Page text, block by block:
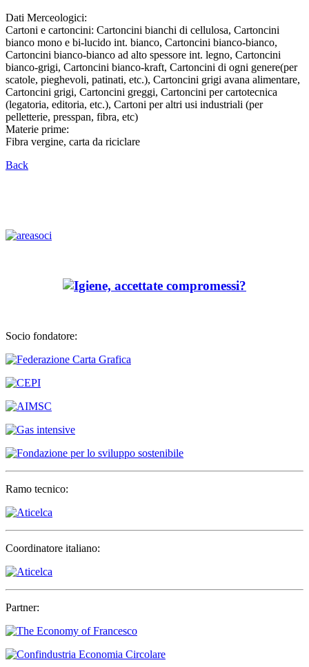
Dati Merceologici:
Cartoni e cartoncini: Cartoncini bianchi di cellulosa, Cartoncini
bianco mono e bi-lucido int. bianco, Cartoncini bianco-bianco,
Cartoncini bianco-bianco ad alto spessore int. legno, Cartoncini
bianco-grigi, Cartoncini bianco-kraft, Cartoncini di ogni genere(per
scatole, pieghevoli, patinati, etc.), Cartoncini grigi avana alimentare,
Cartoncini grigi, Cartoncini greggi, Cartoncini per cartotecnica
(legatoria, editoria, etc.), Cartoni per altri usi industriali (per
pelletterie, presspan, fibra, etc)
Materie prime:
Fibra vergine, carta da riciclare
Back
Socio fondatore:
Ramo tecnico:
Coordinatore italiano:
Partner: